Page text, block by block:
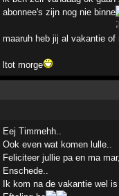
abonnee's zijn nog nie binne
maaruh heb jij al vakantie of
ltot morge
Eej Timmehh..
Ook even wat komen lulle..
Feliciteer jullie pa en ma
Enschede..
Ik kom na de vakantie wel